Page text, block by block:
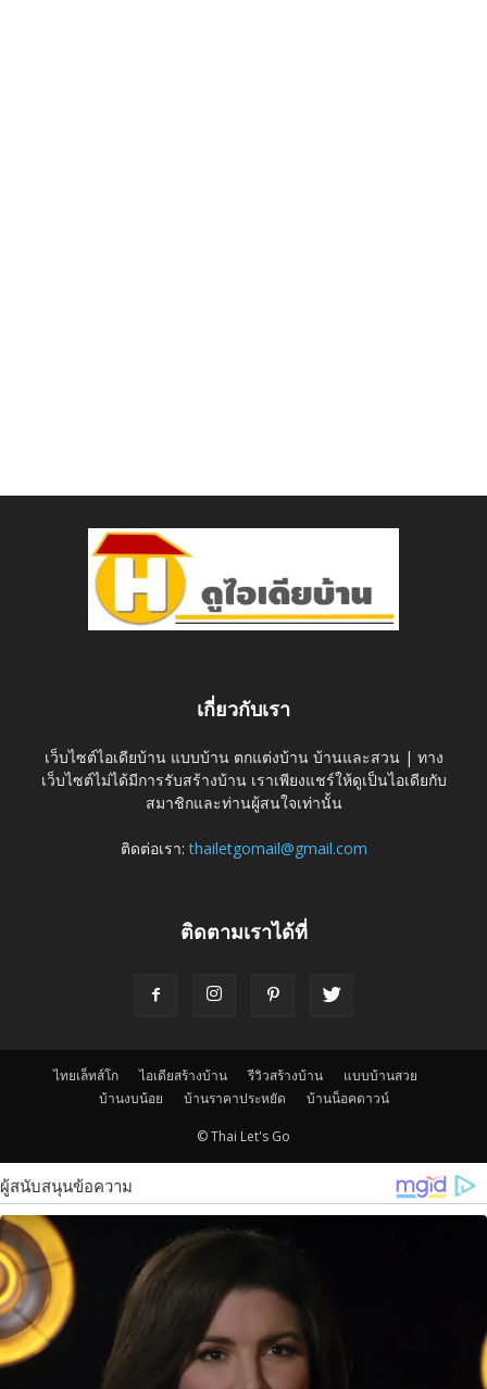
เกี่ยวกับเรา
เว็บไซต์ไอเดียบ้าน แบบบ้าน ตกแต่งบ้าน บ้านและสวน | ทาง
เว็บไซต์ไม่ได้มีการรับสร้างบ้าน เราเพียงแชร์ให้ดูเป็นไอเดียกับ
สมาชิกและท่านผู้สนใจเท่านั้น
ติดต่อเรา:thailetgomail@gmail.com
ติดตามเราได้ที่
ไทยเล็ทส์โก ไอเดียสร้างบ้าน รีวิวสร้างบ้าน
แบบบ้านสวย
บ้านงบน้อย
บ้านราคาประหยัด บ้านน็อคดาวน์
© Thai Let's Go